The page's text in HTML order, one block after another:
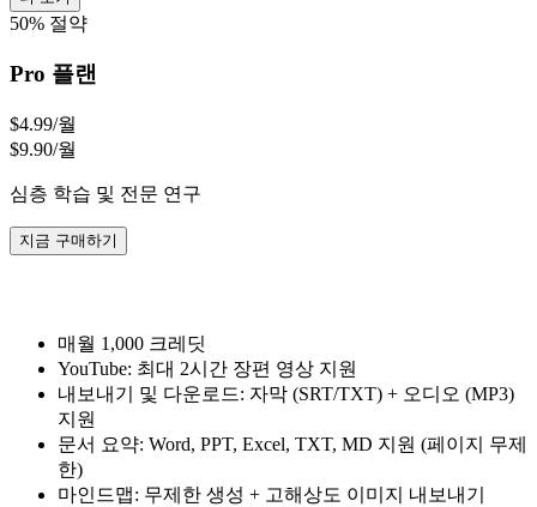
50% 절약
Pro 플랜
$4.99/월
$9.90/월
심층 학습 및 전문 연구
지금 구매하기
매월 1,000 크레딧
YouTube: 최대 2시간 장편 영상 지원
내보내기 및 다운로드: 자막 (SRT/TXT) + 오디오 (MP3)
지원
문서 요약: Word, PPT, Excel, TXT, MD 지원 (페이지 무제
한)
마인드맵: 무제한 생성 + 고해상도 이미지 내보내기